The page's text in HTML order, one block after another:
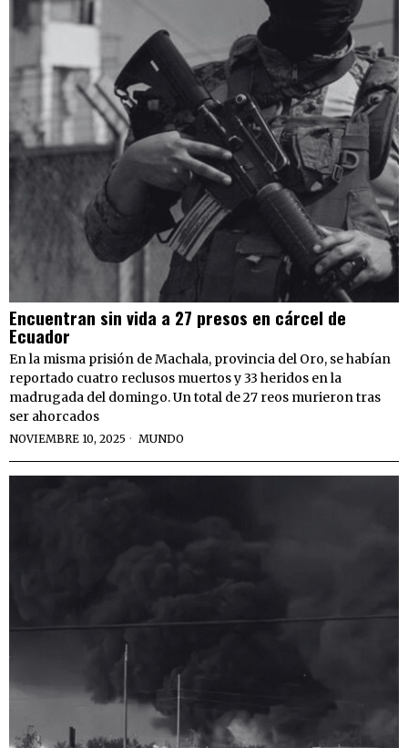
Encuentran sin vida a 27 presos en cárcel de
Ecuador
En la misma prisión de Machala, provincia del Oro, se habían
reportado cuatro reclusos muertos y 33 heridos en la
madrugada del domingo. Un total de 27 reos murieron tras
ser ahorcados
NOVIEMBRE 10, 2025 MUNDO